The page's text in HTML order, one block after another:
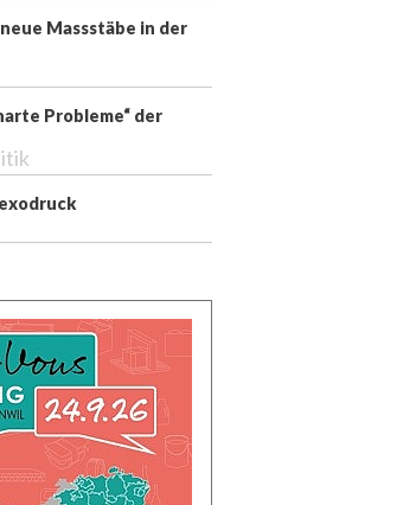
Massstäbe in der
Probleme“ der